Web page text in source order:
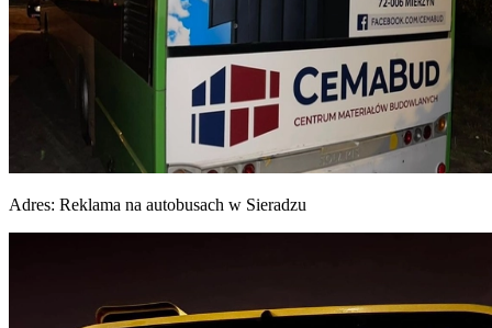
Adres: Reklama na autobusach w Sieradzu